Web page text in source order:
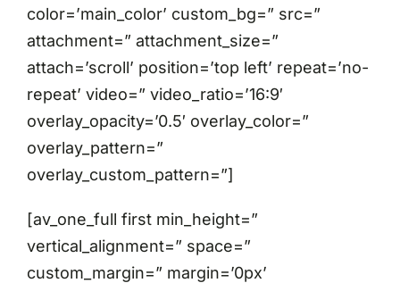
color=’main_color’ custom_bg=” src=”
attachment=” attachment_size=”
attach=’scroll’ position=’top left’ repeat=’no-
repeat’ video=” video_ratio=’16:9′
overlay_opacity=’0.5′ overlay_color=”
overlay_pattern=”
overlay_custom_pattern=”]
[av_one_full first min_height=”
vertical_alignment=” space=”
custom_margin=” margin=’0px’